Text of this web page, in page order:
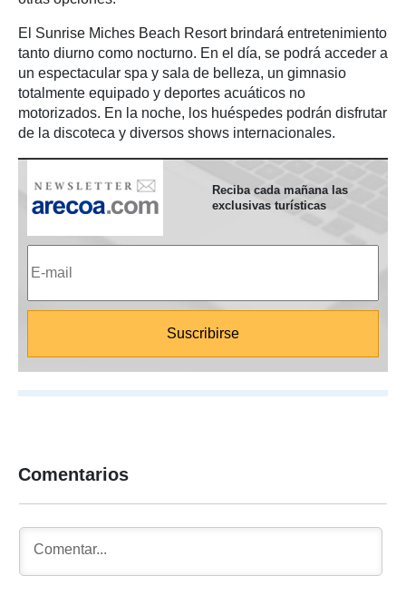
El Sunrise Miches Beach Resort brindará entretenimiento
tanto diurno como nocturno. En el día, se podrá acceder a
un espectacular spa y sala de belleza, un gimnasio
totalmente equipado y deportes acuáticos no
motorizados. En la noche, los huéspedes podrán disfrutar
de la discoteca y diversos shows internacionales.
Reciba cada mañana las
exclusivas turísticas
Comentarios